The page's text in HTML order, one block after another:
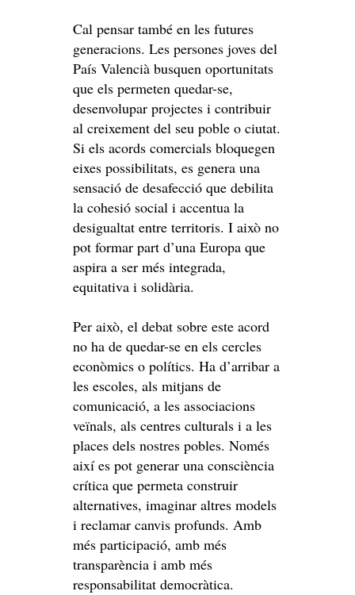
Cal pensar també en les futures
generacions. Les persones joves del
País Valencià busquen oportunitats
que els permeten quedar-se,
desenvolupar projectes i contribuir
al creixement del seu poble o ciutat.
Si els acords comercials bloquegen
eixes possibilitats, es genera una
sensació de desafecció que debilita
la cohesió social i accentua la
desigualtat entre territoris. I això no
pot formar part d’una Europa que
aspira a ser més integrada,
equitativa i solidària.
Per això, el debat sobre este acord
no ha de quedar-se en els cercles
econòmics o polítics. Ha d’arribar a
les escoles, als mitjans de
comunicació, a les associacions
veïnals, als centres culturals i a les
places dels nostres pobles. Només
així es pot generar una consciència
crítica que permeta construir
alternatives, imaginar altres models
i reclamar canvis profunds. Amb
més participació, amb més
transparència i amb més
responsabilitat democràtica.